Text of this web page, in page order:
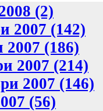
(2)
2007 (142)
(186)
2007 (214)
2007 (146)
(56)